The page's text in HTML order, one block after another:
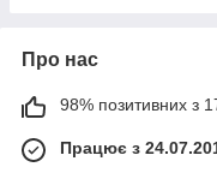
Про нас
98% позитивних з
Працює з